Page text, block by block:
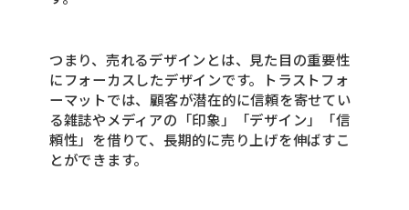
つまり、売れるデザインとは、見た目の重要性
にフォーカスしたデザインです。トラストフォ
ーマットでは、顧客が潜在的に信頼を寄せてい
る雑誌やメディアの「印象」「デザイン」「信
頼性」を借りて、長期的に売り上げを伸ばすこ
とができます。